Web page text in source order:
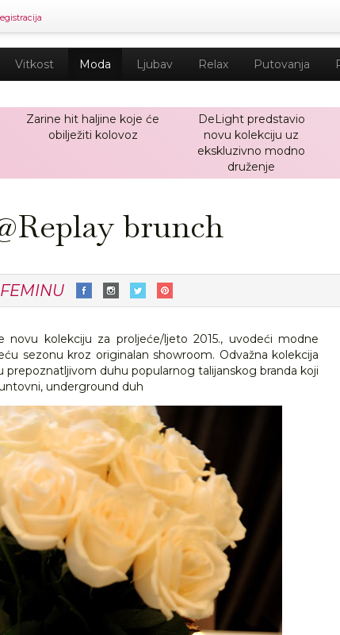
Vitkost Moda Ljubav Relax Putovanja
Zarine hit haljine koje će
obilježiti kolovoz
DeLight predstavio
novu kolekciju uz
ekskluzivno modno
druženje
brunch
novu kolekciju za proljeće/ljeto 2015., uvodeći modne
sezonu kroz originalan showroom. Odvažna kolekcija
duhu popularnog talijanskog branda koji
underground duh